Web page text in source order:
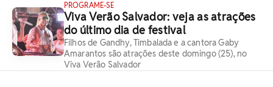
PROGRAME-SE
Viva Verão Salvador: veja as atrações
do último dia de festival
Filhos de Gandhy, Timbalada e a cantora Gaby
Amarantos são atrações deste domingo (25), no
Viva Verão Salvador